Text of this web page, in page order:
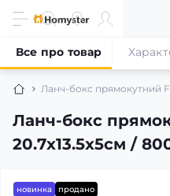
Ланч-бокс прямокутний
Ланч-бокс
20.7x13.5x5см /
Все про товар
новинка продано